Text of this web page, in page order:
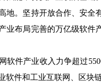
地。坚持开放合作、安
业布局完善的万亿级软
件产业收入力争超过
软件和工业互联网、区块